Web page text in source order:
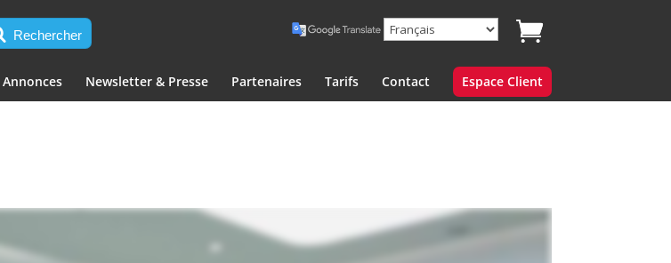
Rechercher
Annonces Newsletter & Presse Partenaires Tarifs Contact Espace Client